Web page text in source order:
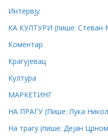
Интервју
КА КУЛТУРИ (пише: Стеван
Коментар
Крагујевац
Култура
МАРКЕТИНГ
НА ПРАГУ (Пише: Лука
На трагу (пише: Дејан